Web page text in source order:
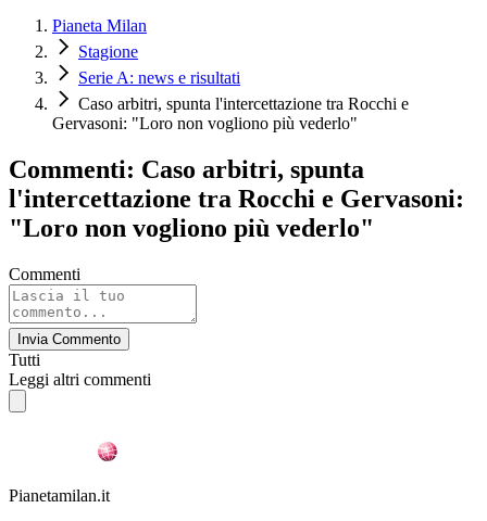
Pianeta Milan
Stagione
Serie A: news e risultati
Caso arbitri, spunta l'intercettazione tra Rocchi e
Gervasoni: "Loro non vogliono più vederlo"
Commenti: Caso arbitri, spunta
l'intercettazione tra Rocchi e Gervasoni:
"Loro non vogliono più vederlo"
Commenti
Invia Commento
Tutti
Leggi altri commenti
Pianetamilan.it